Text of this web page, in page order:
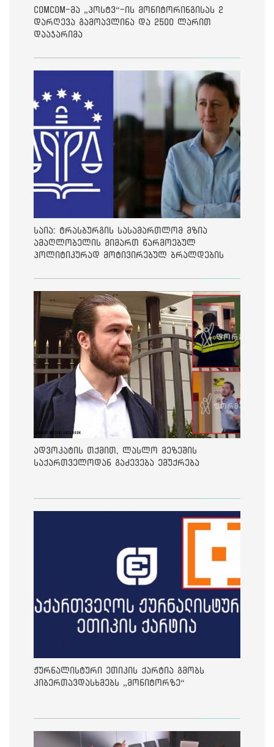
ComCom-მა „პოსტვ“-ის მონიტორინგისას 2
დარღევა გამოავლინა და 2500 ლარით
დააჯარიმა
საია: ტრასბურგის სასამართლომ მზია
ამაღლობელის მიმართ წარმოებულ
პოლიტიკურად მოტივირებულ ბრალდების
ადვოკატის თქმით, ლასლო მეზეშის
საქართველოდან გაძევება ემუქრება
ჟურნალისტური ეთიკის ქარტია გმობს
კიბერთავდასხმებს „მონიტორზე“